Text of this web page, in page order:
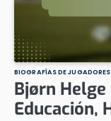
BIOGRAFÍAS DE JUGADORES
Bjørn Helge
Educación,